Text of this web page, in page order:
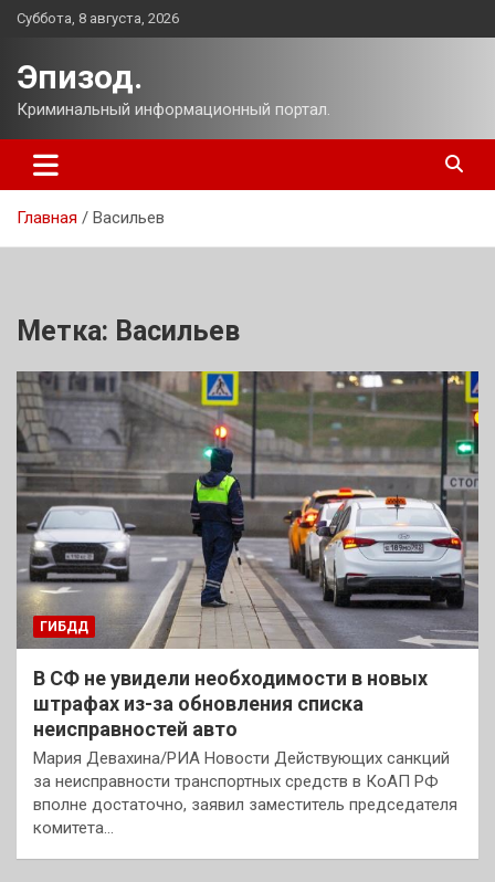
Перейти
Суббота, 8 августа, 2026
Эпизод.
Криминальный информационный портал.
Главная Васильев
Метка: Васильев
ГИБДД
В СФ не увидели необходимости в новых
штрафах из-за обновления списка
неисправностей авто
Мария Девахина/РИА Новости Действующих санкций
за неисправности транспортных средств в КоАП РФ
вполне достаточно, заявил заместитель председателя
комитета…